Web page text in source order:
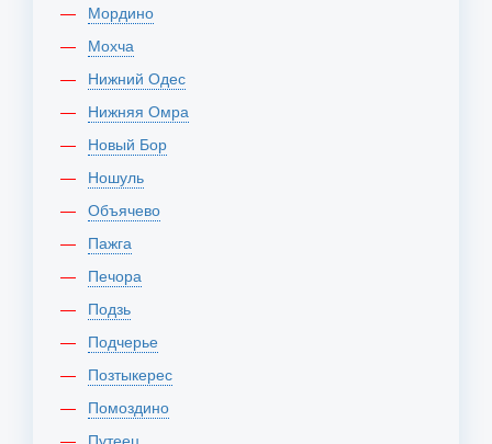
Мордино
Мохча
Нижний Одес
Нижняя Омра
Новый Бор
Ношуль
Объячево
Пажга
Печора
Подзь
Подчерье
Позтыкерес
Помоздино
Путеец